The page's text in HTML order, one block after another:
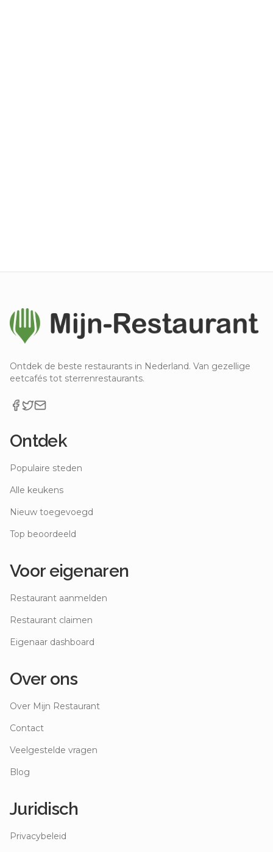
Ontdek de beste restaurants in Nederland. Van gezellige
eetcafés tot sterrenrestaurants.
Ontdek
Populaire steden
Alle keukens
Nieuw toegevoegd
Top beoordeeld
Voor eigenaren
Restaurant aanmelden
Restaurant claimen
Eigenaar dashboard
Over ons
Over Mijn Restaurant
Contact
Veelgestelde vragen
Blog
Juridisch
Privacybeleid